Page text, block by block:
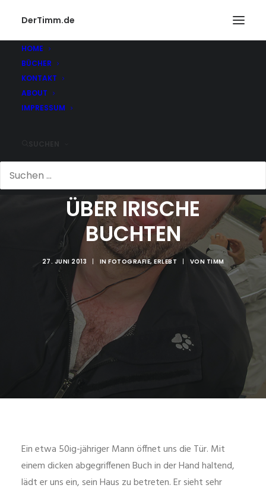
DerTimm.de
HOME
BÜCHER
KONTAKT
ABOUT
IMPRESSUM
PANORAMABLICK
ÜBER IRISCHE
BUCHTEN
27. JUNI 2013 | IN FOTOGRAFIE,ERLEBT | VON TIMM
Ein etwa 50ig-jähriger Mann öffnet uns die Tür. Mit
einem dicken abgegriffenen Buch in der Hand haltend,
lädt er uns ein, sein Haus zu betreten. Er sieht sehr